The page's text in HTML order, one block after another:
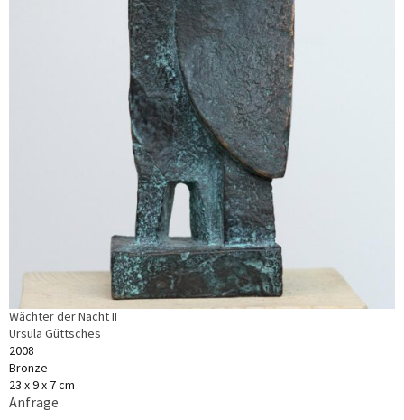
Wächter der Nacht II
Ursula Güttsches
2008
Bronze
23 x 9 x 7 cm
Anfrage